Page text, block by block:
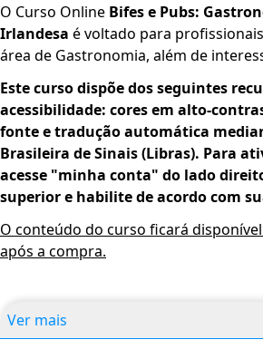
O Curso Online Bifes e Pubs:
Irlandesa é voltado para
área de Gastronomia, além de
Este curso dispõe dos seguint­­es
acessibilidade: cores em alto-
fonte e tradução automática
Brasileira de Sinais (Libras). Para
acesse "minha conta" do lado
superior e habilite de acordo com
O conteúdo do curso ficará
após a compra.
Ver mais